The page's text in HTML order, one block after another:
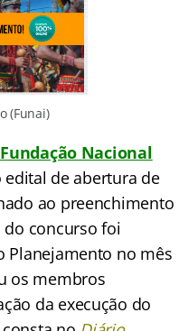
(Funai)
Fundação Nacional
edital de abertura de
ao preenchimento
do concurso foi
Planejamento no mês
os membros
da execução do